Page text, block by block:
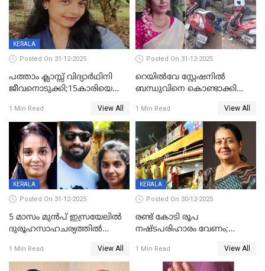
KERALA
Posted On 31-12-2025
പത്താം ക്ലാസ്സ് വിദ്യാര്‍ഥിനി
ജീവനൊടുക്കി;15കാരിയെ
കിടപ്പുമുറിയില്‍ തൂങ്ങി മരിച്ച
നിലയിൽ
1 Min Read View All
Posted On 31-12-2025
റെയിൽവേ സ്റ്റേഷനിൽ
ബന്ധുവിനെ കൊണ്ടാക്കി
ലോറി സ്കൂട്ടറിൽ ഇടിച്ചു :
യുവതിക്ക് ദാരുണാന്ത്യം
1 Min Read View All
KERALA
Posted On 31-12-2025
5 മാസം മുൻപ് ഇസ്രയേലിൽ
ദുരൂഹസാഹചര്യത്തിൽ
മലയാളി യുവാവിന്റെ ഭാര്യയും
മരിച്ചു
1 Min Read View All
KERALA
Posted On 30-12-2025
രണ്ട് കോടി രൂപ
നഷ്ടപരിഹാരം വേണം;
നോട്ടീസയച്ച് ഉമാ തോമസ്
1 Min Read View All